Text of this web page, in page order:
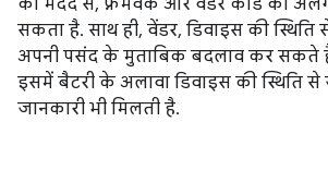
की मदद से, फ़्रेमवर्क और वेंडर कोड को
सकता है. साथ ही, वेंडर, डिवाइस की स्थिति
अपनी पसंद के मुताबिक बदलाव कर सकते
इसमें बैटरी के अलावा डिवाइस की स्थिति से
जानकारी भी मिलती है.